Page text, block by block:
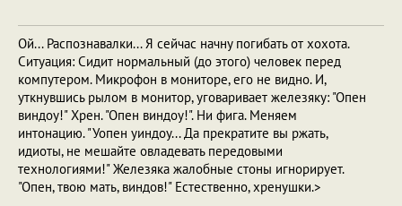
Ой... Распознавалки... Я сейчас начну погибать от хохота.
Ситуация: Сидит нормальный (до этого) человек перед
компутером. Микрофон в мониторе, его не видно. И,
уткнувшись рылом в монитор, уговаривает железяку: "Опен
виндоу!" Хрен. "Опен виндоу!". Hи фига. Меняем
интонацию. "Уопен уиндоу... Да прекратите вы ржать,
идиоты, не мешайте овладевать передовыми
технологиями!" Железяка жалобные стоны игнорирует.
"Опен, твою мать, виндов!" Естественно, хренушки.>